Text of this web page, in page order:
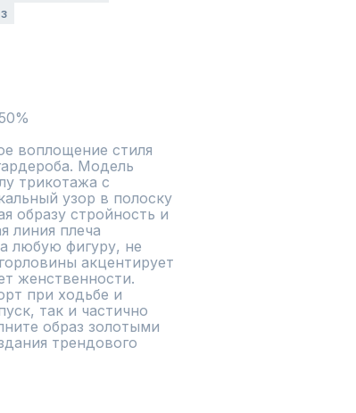
воплощение стиля
Модель
трикотажа с
узор в полоску
образу стройность и
линия плеча
любую фигуру, не
акцентирует
женственности.
при ходьбе и
так и частично
образ золотыми
трендового